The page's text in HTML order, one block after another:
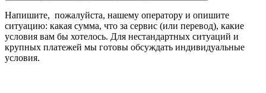
Напишите, пожалуйста, нашему оператору и опишите
ситуацию: какая сумма, что за сервис (или перевод), какие
условия вам бы хотелось. Для нестандартных ситуаций и
крупных платежей мы готовы обсуждать индивидуальные
условия.